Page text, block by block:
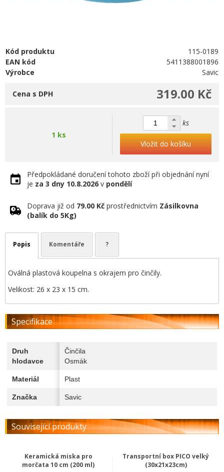
Kód produktu
115-0189
EAN kód
5411388001896
Výrobce
Savic
319.00 Kč
Cena s DPH
1 ks
ks
Vložit do košíku
Předpokládané doručení tohoto zboží při objednání nyní
je za 3 dny 10.8.2026 v pondělí
Doprava již od 79.00 Kč prostřednictvím Zásilkovna
(balík do 5Kg)
Popis Komentáře ?
Oválná plastová koupelna s okrajem pro činčily.
Velikost: 26 x 23 x 15 cm.
Specifikace
Druh
hlodavce
Činčila
Osmák
Materiál Plast
Značka Savic
Související produkty
Keramická miska pro
morčata 10 cm (200 ml)
Transportní box PICO velký
(30x21x23cm)